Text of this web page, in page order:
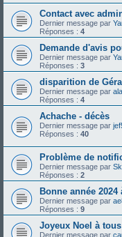
Contact avec
Dernier message par
Réponses : 4
Demande d'avis
Dernier message par
Réponses : 3
disparition de
Dernier message par
Réponses : 4
Achache - décès
Dernier message par
Réponses : 40
Problème de
Dernier message par
Réponses : 2
Bonne année 2024
Dernier message par
Réponses : 9
Joyeux Noel à tous
Dernier message par